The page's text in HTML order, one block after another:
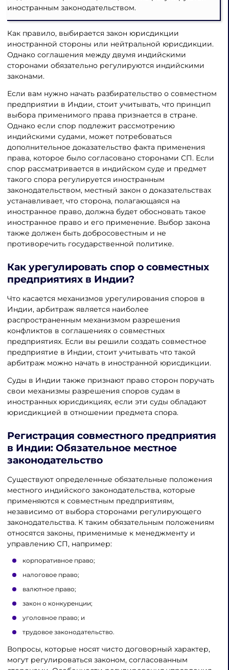
иностранным законодательством.
Как правило, выбирается закон юрисдикции
иностранной стороны или нейтральной юрисдикции.
Однако соглашения между двумя индийскими
сторонами обязательно регулируются индийскими
законами.
Если вам нужно начать разбирательство о совместном
предприятии в Индии, стоит учитывать, что принцип
выбора применимого права признается в стране.
Однако если спор подлежит рассмотрению
индийскими судами, может потребоваться
дополнительное доказательство факта применения
права, которое было согласовано сторонами СП. Если
спор рассматривается в индийском суде и предмет
такого спора регулируется иностранным
законодательством, местный закон о доказательствах
устанавливает, что сторона, полагающаяся на
иностранное право, должна будет обосновать такое
иностранное право и его применение. Выбор закона
также должен быть добросовестным и не
противоречить государственной политике.
Как урегулировать спор о совместных
предприятиях в Индии?
Что касается механизмов урегулирования споров в
Индии, арбитраж является наиболее
распространенным механизмом разрешения
конфликтов в соглашениях о совместных
предприятиях. Если вы решили создать совместное
предприятие в Индии, стоит учитывать что такой
арбитраж можно начать в иностранной юрисдикции.
Суды в Индии также признают право сторон поручать
свои механизмы разрешения споров судам в
иностранных юрисдикциях, если эти суды обладают
юрисдикцией в отношении предмета спора.
Регистрация совместного предприятия
в Индии: Обязательное местное
законодательство
Существуют определенные обязательные положения
местного индийского законодательства, которые
применяются к совместным предприятиям,
независимо от выбора сторонами регулирующего
законодательства. К таким обязательным положениям
относятся законы, применимые к менеджменту и
управлению СП, например:
корпоративное право;
налоговое право;
валютное право;
закон о конкуренции;
уголовное право; и
трудовое законодательство.
Вопросы, которые носят чисто договорный характер,
могут регулироваться законом, согласованным